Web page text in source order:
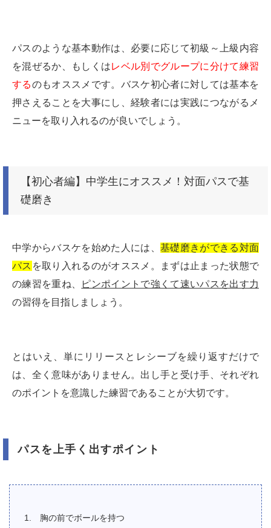
パスのような基本動作は、必要に応じて初級～上級内容
を混ぜるか、もしくはレベル別でグループに分けて練習
するのもオススメです。バスケ初心者に対しては基本を
押さえることを大事にし、経験者には実践につながるメ
ニューを取り入れるのが良いでしょう。
【初心者編】中学生にオススメ！対面パスで基
礎磨き
中学からバスケを始めた人には、 基礎磨きができる対面
パス を取り入れるのがオススメ。まずは止まった状態で
の練習を重ね、
ピンポイントで強くて速いパスを出す力
の習得を目指しましょう。
とはいえ、単にリリースとレシーブを繰り返すだけで
は、全く意味がありません。出し手と受け手、それぞれ
のポイントを意識した練習であることが大切です。
パスを上手く出すポイント
胸の前でボールを持つ